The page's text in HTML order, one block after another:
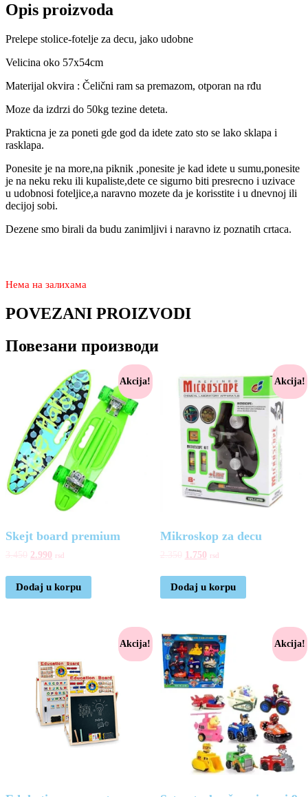
Opis proizvoda
Prelepe stolice-fotelje za decu, jako udobne
Velicina oko 57x54cm
Materijal okvira : Čelični ram sa premazom, otporan na rđu
Moze da izdrzi do 50kg tezine deteta.
Prakticna je za poneti gde god da idete zato sto se lako sklapa i
rasklapa.
Ponesite je na more,na piknik ,ponesite je kad idete u sumu,ponesite
je na neku reku ili kupaliste,dete ce sigurno biti presrecno i uzivace
u udobnosi foteljice,a naravno mozete da je korisstite i u dnevnoj ili
decijoj sobi.
Dezene smo birali da budu zanimljivi i naravno iz poznatih crtaca.
Нема на залихама
POVEZANI PROIZVODI
Повезани производи
Akcija!
Skejt board premium
2.990 rsd
Dodaj u korpu
Akcija!
Mikroskop za decu
1.750 rsd
Dodaj u korpu
Akcija! Akcija!